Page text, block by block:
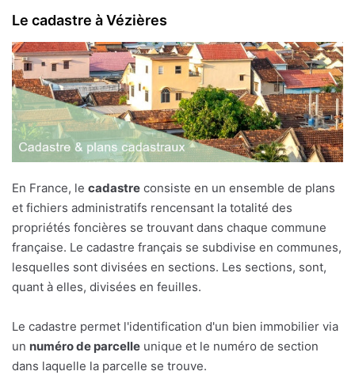
Le cadastre à Vézières
En France, le cadastre consiste en un ensemble de plans
et fichiers administratifs rencensant la totalité des
propriétés foncières se trouvant dans chaque commune
française. Le cadastre français se subdivise en communes,
lesquelles sont divisées en sections. Les sections, sont,
quant à elles, divisées en feuilles.
Le cadastre permet l'identification d'un bien immobilier via
un numéro de parcelle unique et le numéro de section
dans laquelle la parcelle se trouve.